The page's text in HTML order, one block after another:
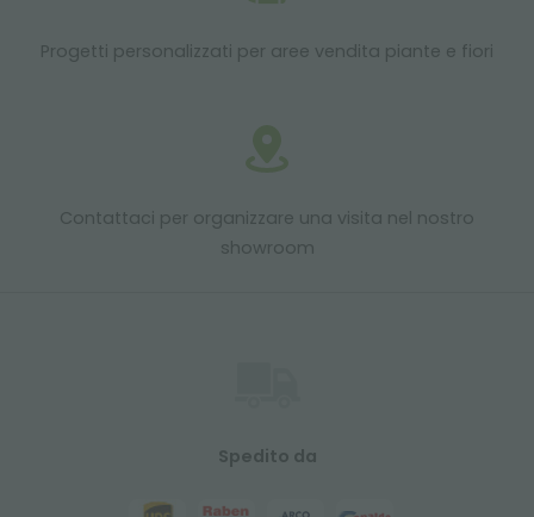
Progetti personalizzati per aree vendita piante e fiori
Contattaci per organizzare una visita nel nostro
showroom
Spedito da